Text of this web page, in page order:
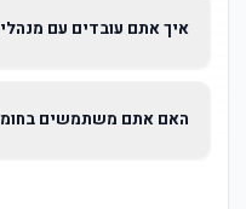
איך אתם עובדים עם
האם אתם משתמשים